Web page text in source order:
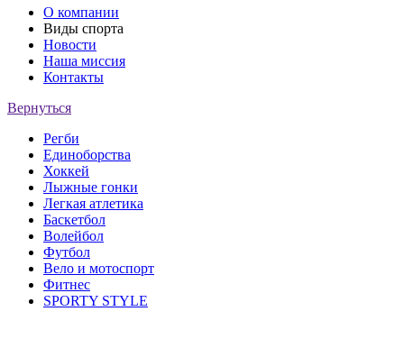
О компании
Виды спорта
Новости
Наша миссия
Контакты
Вернуться
Регби
Единоборства
Хоккей
Лыжные гонки
Легкая атлетика
Баскетбол
Волейбол
Футбол
Вело и мотоспорт
Фитнес
SPORTY STYLE